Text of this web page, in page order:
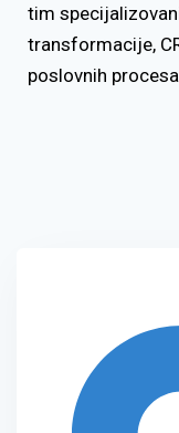
tim
transformacije,
poslovnih